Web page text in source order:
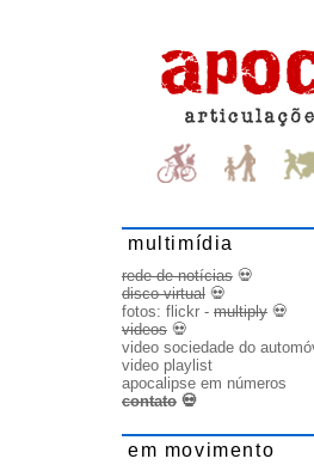
multimídia
rede de notícias 💀
disco virtual 💀
fotos: flickr - multiply 💀
videos 💀
video sociedade do
video playlist
apocalipse em números
contato 💀
em movimento